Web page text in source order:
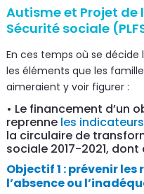
Autisme et Projet
Sécurité sociale
En ces temps où se décide
les éléments que les
aimeraient y voir figurer :
• Le financement d’un
reprenne les
la circulaire de
sociale 2017-2021,
Objectif 1 : prévenir
l’absence ou